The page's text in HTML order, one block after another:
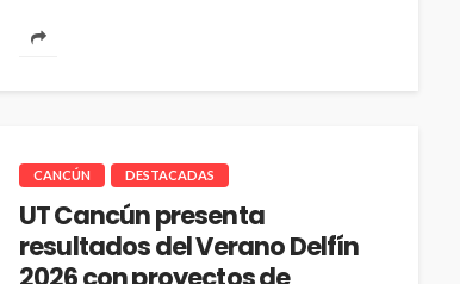
para...
CANCÚN DESTACADAS
UT Cancún presenta
resultados del Verano Delfín